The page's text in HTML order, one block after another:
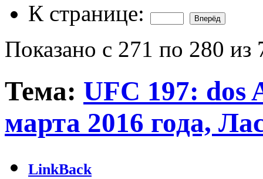
К странице:
Показано с 271 по 280 из
Тема: UFC 197: dos
марта 2016 года,
LinkBack